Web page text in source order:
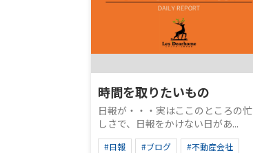
時間を取りたいもの
日報が・・・実はここのところの忙
しさで、日報をかけない日があ...
#日報 #ブログ #不動産会社